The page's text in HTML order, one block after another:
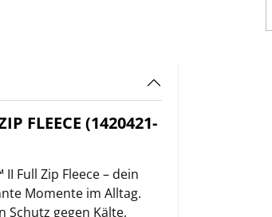
FLEECE (1420421-
Full Zip Fleece – dein
Momente im Alltag.
gegen Kälte,